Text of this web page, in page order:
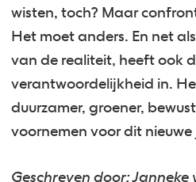
wisten, toch? Maar
Het moet anders. En net
van de realiteit, heeft ook
verantwoordelijkheid in.
duurzamer, groener,
voornemen voor dit
Geschreven door: Janneke